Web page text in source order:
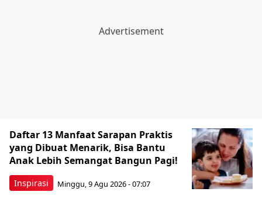
Inspirasi
Daftar 13 Manfaat Sarapan Praktis
yang Dibuat Menarik, Bisa Bantu
Anak Lebih Semangat Bangun Pagi!
Minggu, 9 Agu 2026 - 07:07